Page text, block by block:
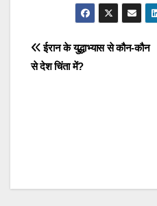
Post
ईरान के युद्धाभ्यास से कौन-कौन
से देश चिंता में?